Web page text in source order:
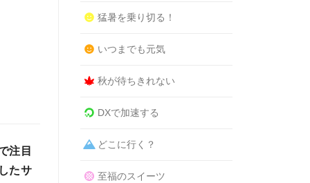
注目
たサ
猛暑を乗り切る！
いつまでも元気
秋が待ちきれない
DXで加速する
どこに行く？
至福のスイーツ